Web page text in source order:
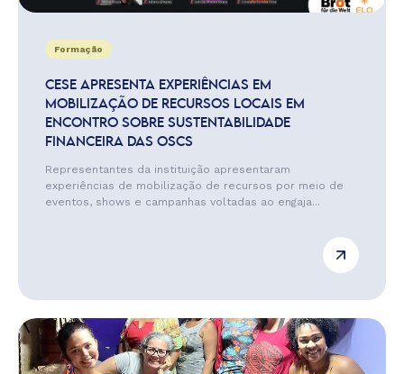
Formação
CESE APRESENTA EXPERIÊNCIAS EM
MOBILIZAÇÃO DE RECURSOS LOCAIS EM
ENCONTRO SOBRE SUSTENTABILIDADE
FINANCEIRA DAS OSCS
Representantes da instituição apresentaram
experiências de mobilização de recursos por meio de
eventos, shows e campanhas voltadas ao engaja...